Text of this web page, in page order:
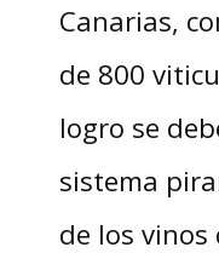
Canarias,
de 800
logro se
sistema
de los vinos